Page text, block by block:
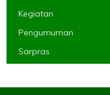
Kegiatan
Pengumuman
Sarpras